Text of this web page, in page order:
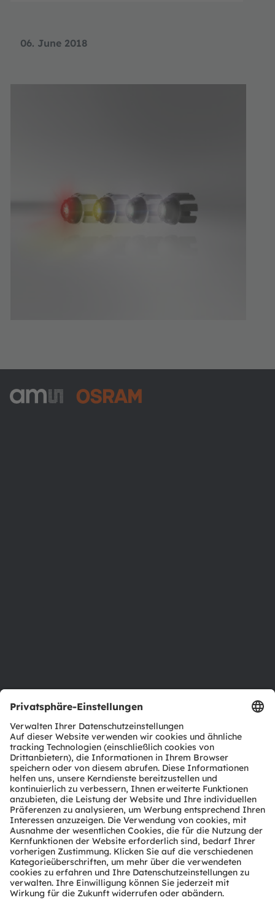
06. June 2018
Produkt Selektor
Download Center
Tools
Kundenanfragen
Technischer Support
Partner Netzwerk
Whistleblowing
© 2026 ams-OSRAM AG. All rights reserved.